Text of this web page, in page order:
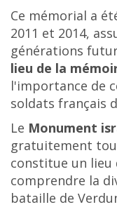
Ce mémorial a
2011 et 2014,
générations
lieu de la
l'importance de
soldats français
Le Monument
gratuitement
constitue un lieu
comprendre la
bataille de